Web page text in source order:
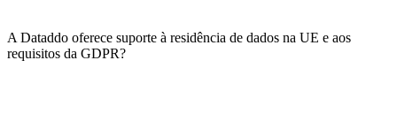
A Dataddo oferece suporte à residência de dados na UE e aos
requisitos da GDPR?